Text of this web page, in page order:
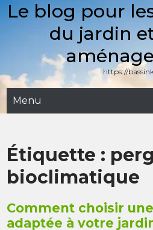
SkipLe blog pour
du jardin
https://
Menu
Étiquette :
bioclimatique
Comment choisir
adaptée à votre